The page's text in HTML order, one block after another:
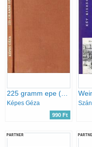
225 gramm epe (Képes Géza epigrammái)
Képes Géza
990 Ft
PARTNER